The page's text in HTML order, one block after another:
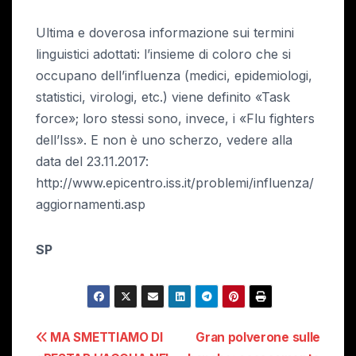
Ultima e doverosa informazione sui termini
linguistici adottati: l’insieme di coloro che si
occupano dell’influenza (medici, epidemiologi,
statistici, virologi, etc.) viene definito «Task
force»; loro stessi sono, invece, i «Flu fighters
dell’Iss». E non è uno scherzo, vedere alla
data del 23.11.2017:
http://www.epicentro.iss.it/problemi/influenza/
aggiornamenti.asp
SP
Navigazione
Gran polverone sulle
MA SMETTIAMO DI